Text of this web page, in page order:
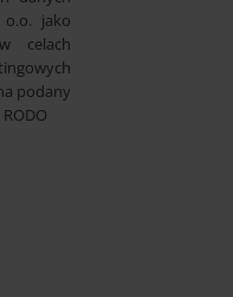
jako
celach
podany